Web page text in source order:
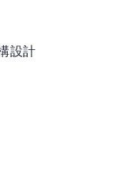
設計